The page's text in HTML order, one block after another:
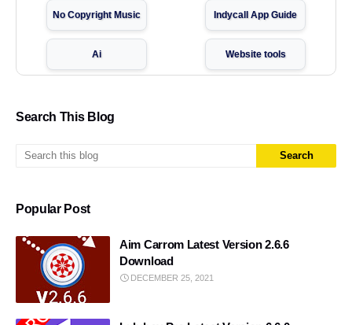
No Copyright Music Indycall App Guide
Ai Website tools
What is Lulubox Complete Guide 2025
2nd phone apk ElevenLabs
WhatsApp Clone
Search This Blog
Popular Post
Aim Carrom Latest Version 2.6.6
Download
DECEMBER 25, 2021